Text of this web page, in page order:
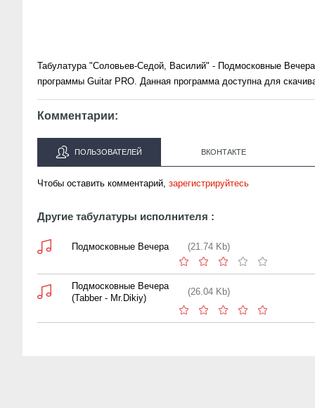
Табулатура "Соловьев-Седой, Василий" - Подмосковные
программы Guitar PRO. Данная программа доступна для
Комментарии:
ПОЛЬЗОВАТЕЛЕЙ ВКОНТАКТЕ
Чтобы оставить комментарий, зарегистрируйтесь
Другие табулатуры исполнителя :
Подмосковные Вечера (21.74 Kb)
Подмосковные Вечера
(Tabber - Mr.Dikiy)
(26.04 Kb)